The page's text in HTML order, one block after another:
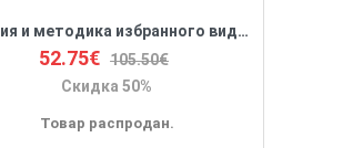
Теория и методика избранного вида спорта. Биомеханика большого тенниса. Учебное пособие
52.75€ 105.50€
Скидка 50%
Товар распродан.